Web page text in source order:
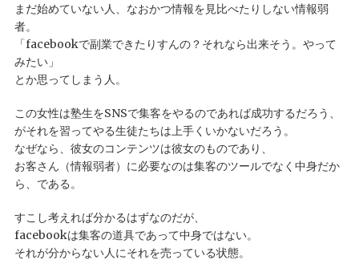
まだ始めていない人、なおかつ情報を見比べたりしない情報弱
者。
「facebookで副業できたりすんの？それなら出来そう。やって
みたい」
とか思ってしまう人。
この女性は塾生をSNSで集客をやるのであれば成功するだろう、
がそれを習ってやる生徒たちは上手くいかないだろう。
なぜなら、彼女のコンテンツは彼女のものであり、
お客さん（情報弱者）に必要なのは集客のツールでなく中身だか
ら、である。
すこし考えれば分かるはずなのだが、
facebookは集客の道具であって中身ではない。
それが分からない人にそれを売っている状態。